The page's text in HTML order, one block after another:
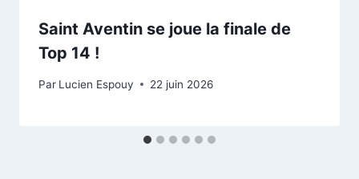
Saint Aventin se joue la finale de
Top 14 !
Par Lucien Espouy 22 juin 2026